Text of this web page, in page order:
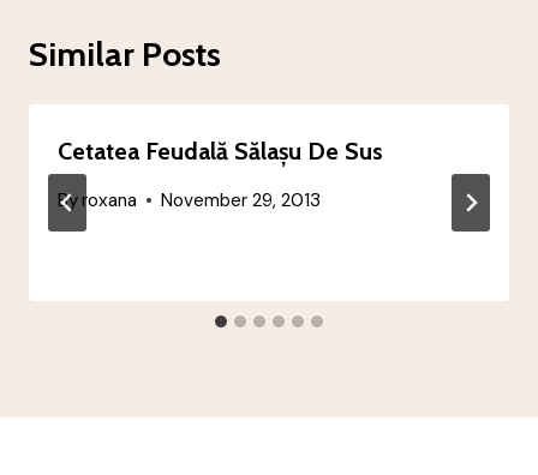
Similar Posts
Cetatea Feudală Sălașu De Sus
By roxana November 29, 2013